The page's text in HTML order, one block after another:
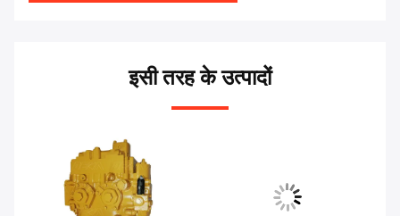
इसी तरह के उत्पादों